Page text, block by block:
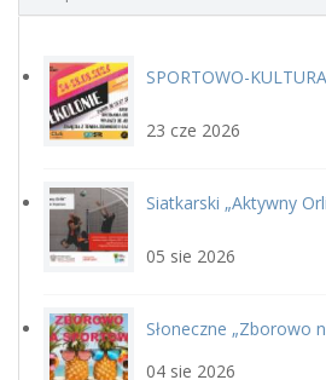
plakat.jpg
SPORTOWO-
23 cze 2026
siatka_poziom.jpg
Siatkarski „Aktywny
05 sie 2026
Słoneczne „Zborowo
04 sie 2026